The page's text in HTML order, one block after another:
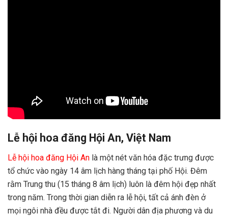
Lễ hội hoa đăng Hội An, Việt Nam
Lễ hội hoa đăng Hội An là một nét văn hóa đặc trưng được
tổ chức vào ngày 14 âm lịch hàng tháng tại phố Hội. Đêm
rằm Trung thu (15 tháng 8 âm lịch) luôn là đêm hội đẹp nhất
trong năm. Trong thời gian diễn ra lễ hội, tất cả ánh đèn ở
mọi ngôi nhà đều được tắt đi. Người dân địa phương và du